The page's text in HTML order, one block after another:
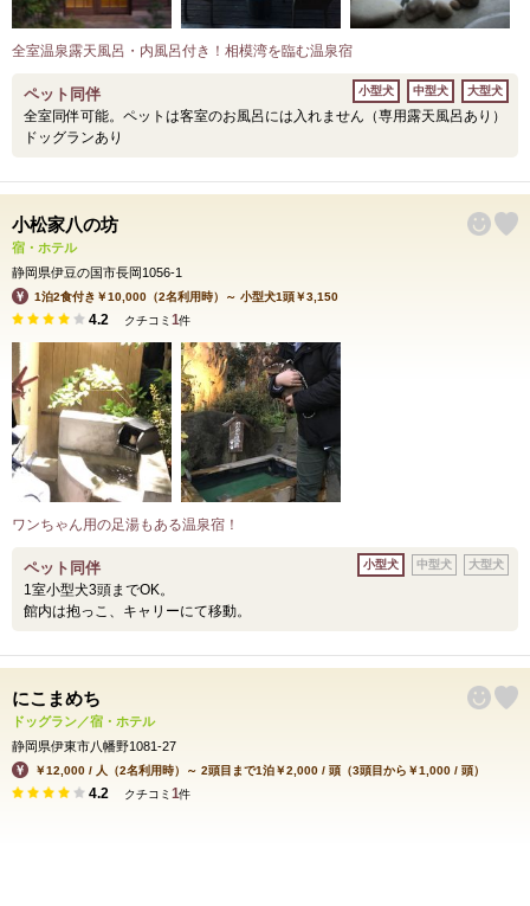
全室温泉露天風呂・内風呂付き！相模湾を臨む温泉宿
ペット同伴
全室同伴可能。ペットは客室のお風呂には入れません（専用露天風呂あり）
ドッグランあり
小型犬 中型犬 大型犬
小松家八の坊
宿・ホテル
静岡県伊豆の国市長岡1056-1
1泊2食付き￥10,000（2名利用時）～ 小型犬1頭￥3,150
4.2 クチコミ 1件
ワンちゃん用の足湯もある温泉宿！
ペット同伴
1室小型犬3頭までOK。
館内は抱っこ、キャリーにて移動。
小型犬 中型犬 大型犬
にこまめち
ドッグラン／宿・ホテル
静岡県伊東市八幡野1081-27
￥12,000 / 人（2名利用時）～ 2頭目まで1泊￥2,000 / 頭（3頭目から￥1,000 / 頭）
4.2 クチコミ 1件